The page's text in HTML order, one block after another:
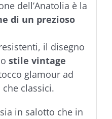
dell’Anatolia è la
di un prezioso
il disegno
stile vintage
glamour ad
classici.
in salotto che in